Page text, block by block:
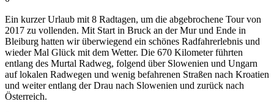
Ein kurzer Urlaub mit 8 Radtagen, um die abgebrochene Tour von
2017 zu vollenden. Mit Start in Bruck an der Mur und Ende in
Bleiburg hatten wir überwiegend ein schönes Radfahrerlebnis und
wieder Mal Glück mit dem Wetter. Die 670 Kilometer führten
entlang des Murtal Radweg, folgend über Slowenien und Ungarn
auf lokalen Radwegen und wenig befahrenen Straßen nach Kroatien
und weiter entlang der Drau nach Slowenien und zurück nach
Österreich.